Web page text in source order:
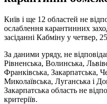
Київ і ще 12 областей не
ослаблення карантинних
засіданні Кабміну у четвер,
За даними уряду, не
Рівненська, Волинська,
Франківська, Закарпатська,
Миколаївська, Луганська і
Закарпатська область не
критеріїв.